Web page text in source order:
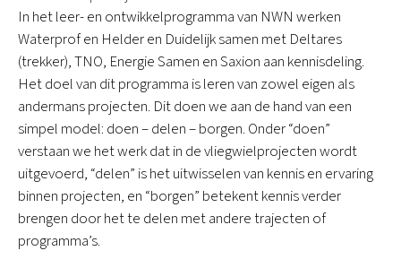
In het leer- en ontwikkelprogramma van NWN werken
Waterprof en Helder en Duidelijk samen met Deltares
(trekker), TNO, Energie Samen en Saxion aan kennisdeling.
Het doel van dit programma is leren van zowel eigen als
andermans projecten. Dit doen we aan de hand van een
simpel model: doen – delen – borgen. Onder “doen”
verstaan we het werk dat in de vliegwielprojecten wordt
uitgevoerd, “delen” is het uitwisselen van kennis en ervaring
binnen projecten, en “borgen” betekent kennis verder
brengen door het te delen met andere trajecten of
programma’s.